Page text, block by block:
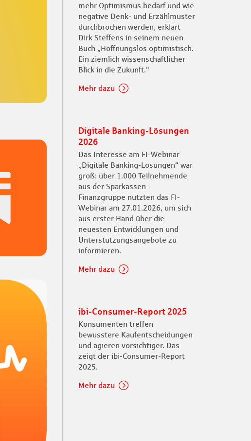
mehr Optimismus bedarf und wie
negative Denk- und Erzählmuster
durchbrochen werden, erklärt
Dirk Steffens in seinem neuen
Buch „Hoffnungslos optimistisch.
Ein ziemlich wissenschaftlicher
Blick in die Zukunft.“
Mehr dazu
Digitale Banking-Lösungen
2026
Das Interesse am FI-Webinar
„Digitale Banking-Lösungen“ war
groß: über 1.000 Teilnehmende
aus der Sparkassen-
Finanzgruppe nutzten das FI-
Webinar am 27.01.2026, um sich
aus erster Hand über die
neuesten Entwicklungen und
Unterstützungsangebote zu
informieren.
Mehr dazu
ibi-Consumer-Report 2025
Konsumenten treffen
bewusstere Kaufentscheidungen
und agieren vorsichtiger. Das
zeigt der ibi-Consumer-Report
2025.
Mehr dazu